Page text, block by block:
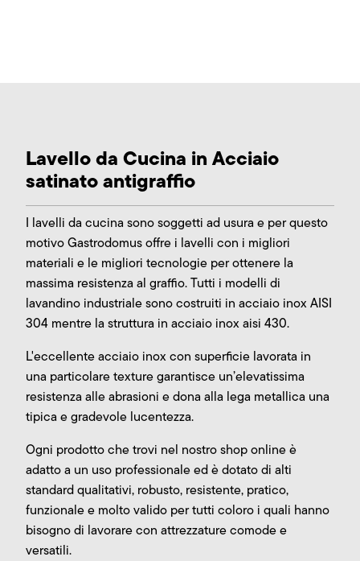
Lavello da Cucina in Acciaio
satinato antigraffio
I lavelli da cucina sono soggetti ad usura e per questo
motivo Gastrodomus offre i lavelli con i migliori
materiali e le migliori tecnologie per ottenere la
massima resistenza al graffio. Tutti i modelli di
lavandino industriale sono costruiti in acciaio inox AISI
304 mentre la struttura in acciaio inox aisi 430.
L'eccellente acciaio inox con superficie lavorata in
una particolare texture garantisce un’elevatissima
resistenza alle abrasioni e dona alla lega metallica una
tipica e gradevole lucentezza.
Ogni prodotto che trovi nel nostro shop online è
adatto a un uso professionale ed è dotato di alti
standard qualitativi, robusto, resistente, pratico,
funzionale e molto valido per tutti coloro i quali hanno
bisogno di lavorare con attrezzature comode e
versatili.